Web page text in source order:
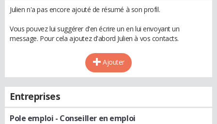
Julien n'a pas encore ajouté de résumé à son profil.
Vous pouvez lui suggérer d'en écrire un en lui envoyant un
message. Pour cela ajoutez d'abord Julien à vos contacts.
Ajouter
Entreprises
Pole emploi - Conseiller en emploi